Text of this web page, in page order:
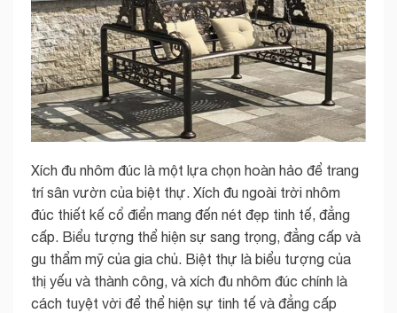
Xích đu nhôm đúc là một lựa chọn hoàn hảo để trang
trí sân vườn của biệt thự. Xích đu ngoài trời nhôm
đúc thiết kế cổ điển mang đến nét đẹp tinh tế, đẳng
cấp. Biểu tượng thể hiện sự sang trọng, đẳng cấp và
gu thẩm mỹ của gia chủ. Biệt thự là biểu tượng của
thị yếu và thành công, và xích đu nhôm đúc chính là
cách tuyệt vời để thể hiện sự tinh tế và đẳng cấp